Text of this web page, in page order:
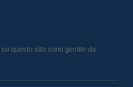
questo sito sono gestite da